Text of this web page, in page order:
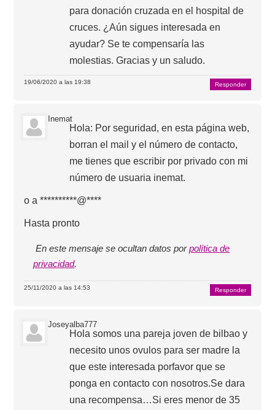
para donación cruzada en el hospital de
cruces. ¿Aún sigues interesada en
ayudar? Se te compensaría las
molestias. Gracias y un saludo.
19/06/2020 a las 19:38 Responder
Inemat
Hola: Por seguridad, en esta página web,
borran el mail y el número de contacto,
me tienes que escribir por privado con mi
número de usuaria inemat.
o a **********@****
Hasta pronto
En este mensaje se ocultan datos porpolítica de
privacidad.
25/11/2020 a las 14:53 Responder
Joseyalba777
Hola somos una pareja joven de bilbao y
necesito unos ovulos para ser madre la
que este interesada porfavor que se
ponga en contacto con nosotros.Se dara
una recompensa…Si eres menor de 35